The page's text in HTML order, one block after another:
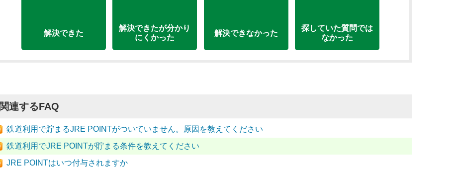
解決できた
解決できたが分かり
にくかった
解決できなかった
探していた質問では
なかった
関連するFAQ
鉄道利用で貯まるJRE POINTがついていません。原因を教えてください
鉄道利用でJRE POINTが貯まる条件を教えてください
JRE POINTはいつ付与されますか